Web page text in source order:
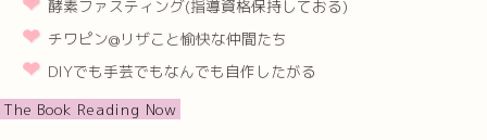
酵素ファスティング(指導資格保持しておる)
チワピン@リザこと愉快な仲間たち
DIYでも手芸でもなんでも自作したがる
The Book Reading Now